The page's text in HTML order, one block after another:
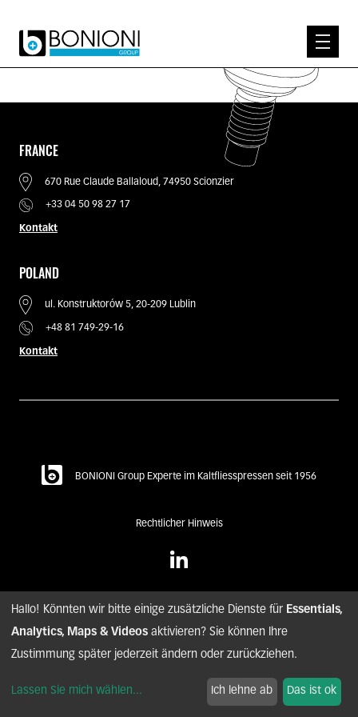
KONTAKT
FRANCE
670 Rue Claude Ballaloud, 74950 Scionzier
+33 04 50 98 27 17
Kontakt
POLAND
ul. Konstruktorów 5, 20-209 Lublin
+48 81 749-29-16
Kontakt
BONIONI Group Experte im Kaltfliesspressen seit 1956
Rechtlicher Hinweis
Hallo! Könnten wir bitte einige zusätzliche Dienste für Essentials,
Analytics, Maps & Videos aktivieren? Sie können Ihre
Zustimmung später jederzeit ändern oder zurückziehen.
Lassen Sie mich wählen... Ich lehne ab Das ist ok